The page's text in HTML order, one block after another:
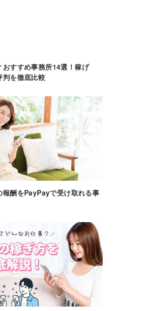
おすすめ事務所14選！稼げ
判を徹底比較
報酬をPayPayで受け取れる事